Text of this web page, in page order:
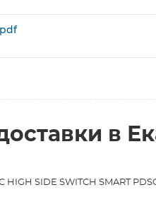
в
HIGH SIDE SWITCH SMART